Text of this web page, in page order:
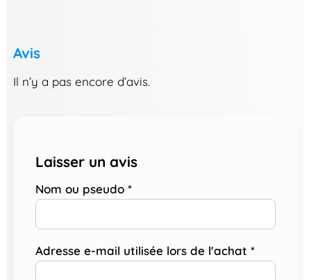
Avis
Il n’y a pas encore d’avis.
Laisser un avis
Nom ou pseudo *
Adresse e-mail utilisée lors de l'achat *